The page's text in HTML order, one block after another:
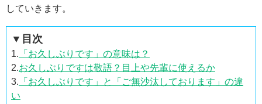
していきます。
▼目次
1. 「お久しぶりです」の意味は？
2.お久しぶりですは敬語？目上や先輩に使えるか
3. 「お久しぶりです」と「ご無沙汰しております」の違
い